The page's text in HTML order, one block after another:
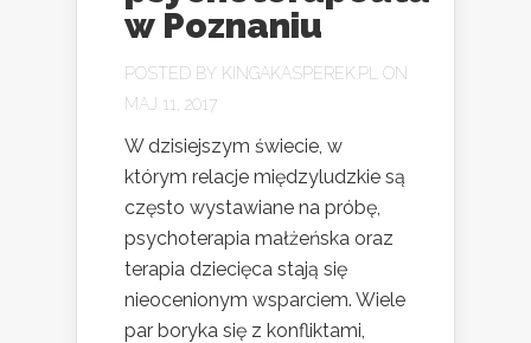
w Poznaniu
POSTED BY KINGAKASPEREK.PL
ON
MAJ 11, 2017
W dzisiejszym świecie, w
którym relacje międzyludzkie są
często wystawiane na próbę,
psychoterapia małżeńska oraz
terapia dziecięca stają się
nieocenionym wsparciem. Wiele
par boryka się z konfliktami,